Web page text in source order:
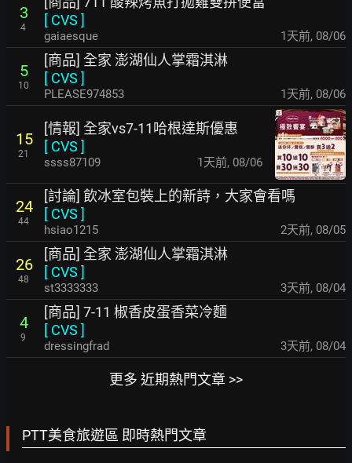
3
4
[ CVS ]
gaiaesque 1天前, 08/06
5
10
[商品] 全家 澎湖仙人掌霜淇淋
[ CVS ]
PLEASE974853 1天前, 08/06
15
21
[情報] 全家vs7-11哈根達斯優惠
[ CVS ]
ssss87109 1天前, 08/06
24
44
[討論] 飲冰室包裝上的新詩，大家會看嗎
[ CVS ]
hsiao1215 2天前, 08/05
26
48
[商品] 全家 澎湖仙人掌霜淇淋
[ CVS ]
st3333333 3天前, 08/04
4
9
[商品] 7-11 椒香皮蛋香菜冷麵
[ CVS ]
dressingfrad 3天前, 08/04
更多 近期熱門文章 >>
PTT美食旅遊區 即時熱門文章